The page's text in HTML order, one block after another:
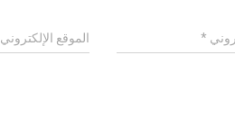
* الموقع الإلكتروني